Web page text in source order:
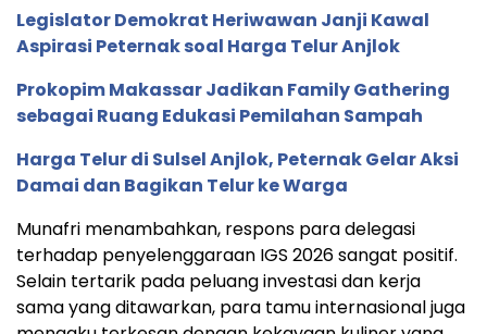
Legislator Demokrat Heriwawan Janji Kawal
Aspirasi Peternak soal Harga Telur Anjlok
Prokopim Makassar Jadikan Family Gathering
sebagai Ruang Edukasi Pemilahan Sampah
Harga Telur di Sulsel Anjlok, Peternak Gelar Aksi
Damai dan Bagikan Telur ke Warga
Munafri menambahkan, respons para delegasi
terhadap penyelenggaraan IGS 2026 sangat positif.
Selain tertarik pada peluang investasi dan kerja
sama yang ditawarkan, para tamu internasional juga